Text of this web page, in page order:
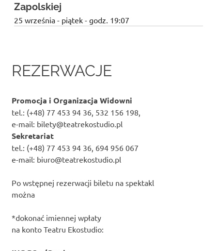
Zapolskiej
25 września - piątek - godz. 19:07
REZERWACJE
Promocja i Organizacja Widowni
tel.: (+48) 77 453 94 36, 532 156 198,
e-mail: bilety@teatrekostudio.pl
Sekretariat
tel.: (+48) 77 453 94 36, 694 956 067
e-mail: biuro@teatrekostudio.pl
Po wstępnej rezerwacji biletu na spektakl
można
*dokonać imiennej wpłaty
na konto Teatru Ekostudio: